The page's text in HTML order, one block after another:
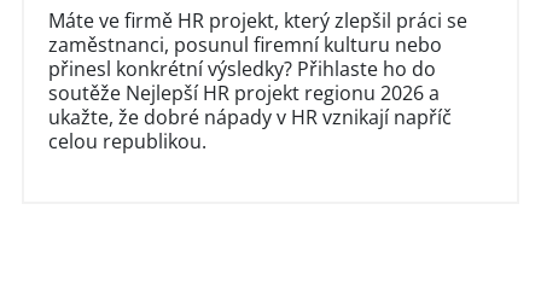
Máte ve firmě HR projekt, který zlepšil práci se
zaměstnanci, posunul firemní kulturu nebo
přinesl konkrétní výsledky? Přihlaste ho do
soutěže Nejlepší HR projekt regionu 2026 a
ukažte, že dobré nápady v HR vznikají napříč
celou republikou.